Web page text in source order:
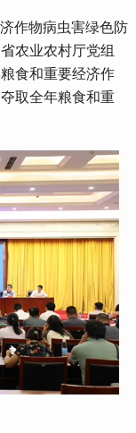
作物病虫害绿色防
农业农村厅党组
食和重要经济作
取全年粮食和重